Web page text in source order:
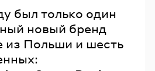
был только один
новый бренд
из Польши и шесть